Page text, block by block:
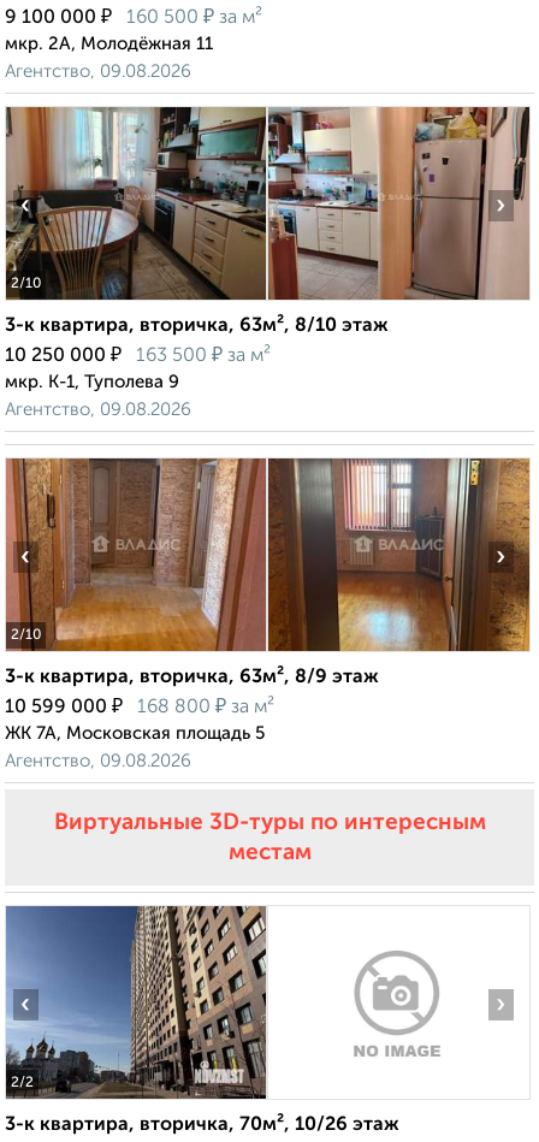
9 100 000 ₽ 160 500 ₽ за м²
мкр. 2А, Молодёжная 11
Агентство, 09.08.2026
2/10
‹ ›
3-к квартира, вторичка, 63м², 8/10 этаж
10 250 000 ₽ 163 500 ₽ за м²
мкр. К-1, Туполева 9
Агентство, 09.08.2026
2/10
‹ ›
3-к квартира, вторичка, 63м², 8/9 этаж
10 599 000 ₽ 168 800 ₽ за м²
ЖК 7А, Московская площадь 5
Агентство, 09.08.2026
Виртуальные 3D-туры по интересным
местам
2/2
‹ ›
3-к квартира, вторичка, 70м², 10/26 этаж